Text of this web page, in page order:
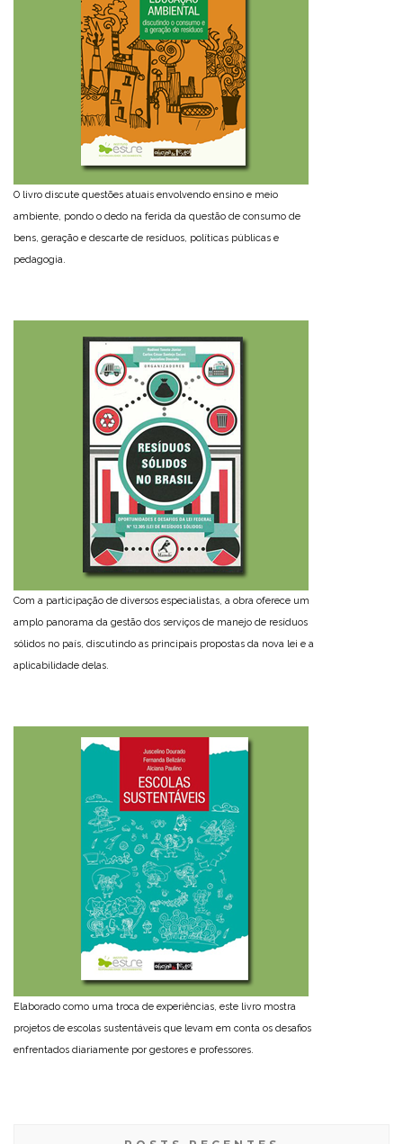
O livro discute questões atuais envolvendo ensino e meio
ambiente, pondo o dedo na ferida da questão de consumo de
bens, geração e descarte de resíduos, políticas públicas e
pedagogia.
Com a participação de diversos especialistas, a obra oferece um
amplo panorama da gestão dos serviços de manejo de resíduos
sólidos no país, discutindo as principais propostas da nova lei e a
aplicabilidade delas.
Elaborado como uma troca de experiências, este livro mostra
projetos de escolas sustentáveis que levam em conta os desafios
enfrentados diariamente por gestores e professores.